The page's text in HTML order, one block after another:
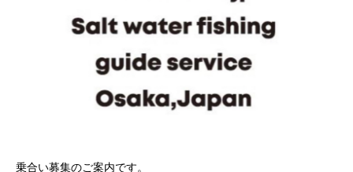
乗合い募集のご案内です。